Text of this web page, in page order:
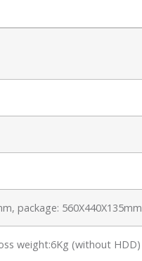
package: 560X440X135mm
weight:6Kg (without HDD)